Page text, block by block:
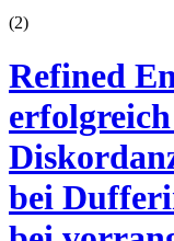
(2)
Refined
bei